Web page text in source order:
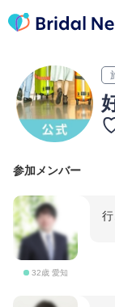
参加メンバー
32歳 愛知